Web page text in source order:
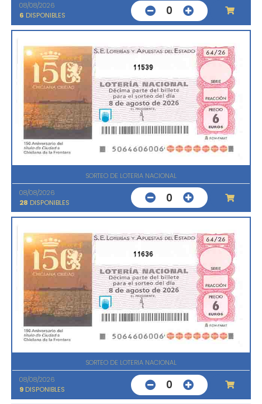
08/08/2026
6 DISPONIBLES 0
11539
SORTEO DE LOTERIA NACIONAL
08/08/2026
28 DISPONIBLES 0
11636
SORTEO DE LOTERIA NACIONAL
08/08/2026
9 DISPONIBLES 0